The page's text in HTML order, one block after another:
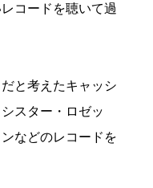
コードを聴いて過
と考えたキャッシ
スター・ロゼッ
などのレコードを